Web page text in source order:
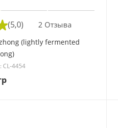
(5,0) 2 Отзыва
(lightly fermented
CL-4454